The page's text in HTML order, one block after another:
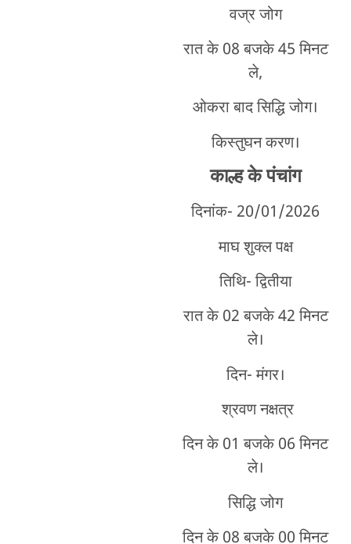
वज्र जोग
रात के 08 बजके 45 मिनट
ले,
ओकरा बाद सिद्धि जोग।
किस्तुघन करण।
काल्हके पंचांग
दिनांक- 20/01/2026
माघ शुक्ल पक्ष
तिथि- द्वितीया
रात के 02 बजके 42 मिनट
ले।
दिन- मंगर।
श्रवण नक्षत्र
दिन के 01 बजके 06 मिनट
ले।
सिद्धि जोग
दिन के 08 बजके 00 मिनट